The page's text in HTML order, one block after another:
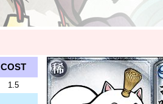
COST
1.5